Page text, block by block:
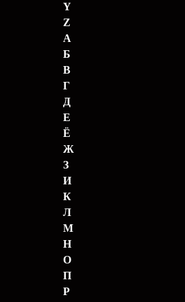
Y
Z
А
Б
В
Г
Д
Е
Ё
Ж
З
И
К
Л
М
Н
О
П
Р